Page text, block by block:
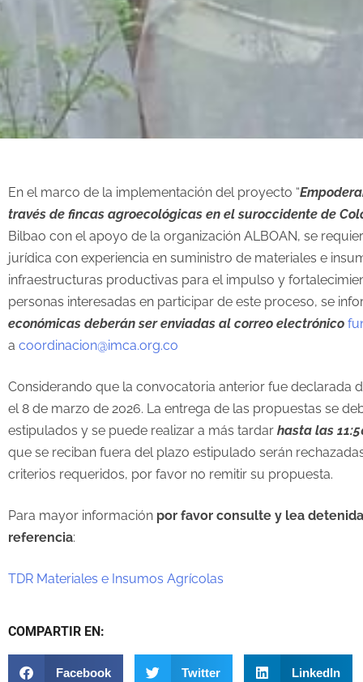
En el marco de la implementación del proyecto “
través de fincas agroecológicas en el suroccidente de
Bilbao con el apoyo de la organización ALBOAN, se
jurídica con experiencia en suministro de materiales e
infraestructuras productivas para el impulso y
personas interesadas en participar de este proceso, se
económicas deberán ser enviadas al correo electrónico
a coordinacion@imca.org.co
Considerando que la convocatoria anterior fue declarada
el 8 de marzo de 2026. La entrega de las propuestas se
estipulados y se puede realizar a más tardar hasta las
que se reciban fuera del plazo estipulado serán
criterios requeridos, por favor no remitir su propuesta.
Para mayor información por favor consulte y lea
referencia:
TDR Materiales e Insumos Agrícolas
COMPARTIR EN:
Facebook Twitter LinkedIn